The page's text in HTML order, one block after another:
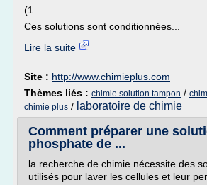
(1
Ces solutions sont conditionnées...
Lire la suite
Site : http://www.chimieplus.com
Thèmes liés : chimie solution tampon /
chimie plus / laboratoire de chimie
Comment préparer une
phosphate de ...
la recherche de chimie nécessite des
utilisés pour laver les cellules et leur